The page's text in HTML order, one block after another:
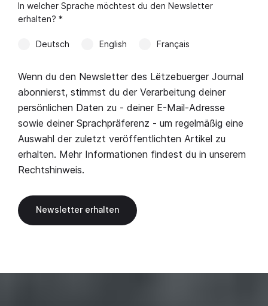
In welcher Sprache möchtest du den Newsletter
erhalten? *
Deutsch English Français
Wenn du den Newsletter des Lëtzebuerger Journal
abonnierst, stimmst du der Verarbeitung deiner
persönlichen Daten zu - deiner E-Mail-Adresse
sowie deiner Sprachpräferenz - um regelmäßig eine
Auswahl der zuletzt veröffentlichten Artikel zu
erhalten. Mehr Informationen findest du in unserem
Rechtshinweis.